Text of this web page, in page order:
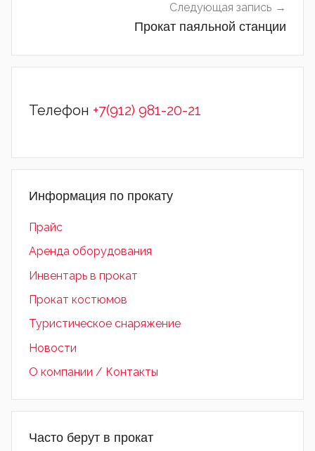
Следующая запись
Прокат паяльной станции
Телефон +7(912) 981-20-21
Информация по прокату
Прайс
Аренда оборудования
Инвентарь в прокат
Прокат костюмов
Туристическое снаряжение
Новости
О компании / Контакты
Часто берут в прокат